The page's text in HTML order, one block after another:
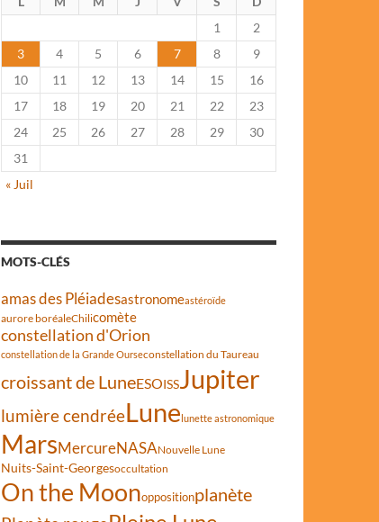
1
2
3
4 5 6 7 8
9
10
11 12 13 14 15
16
17
18 19 20 21 22
23
24
25 26 27 28 29
30
31
« Juil
MOTS-CLÉS
amas des Pléiadesastronomeastéroïde
aurore boréaleChilicomète
constellation d'Orion
constellation de la Grande Ourseconstellation du Taureau
croissant de LuneESOISSJupiter
lumière cendréeLunelunette astronomique
MarsMercureNASANouvelle Lune
Nuits-Saint-Georgesoccultation
On the Moonoppositionplanète